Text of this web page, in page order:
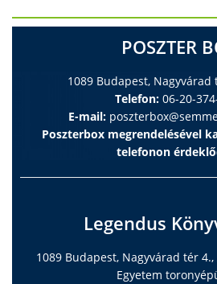
Csecsemõkori funkcionális
kórképek kezelése korszerû
anyatejpótló tápszerrel
358
ESETISMERTETÉS
A kényszerbetegség és a
Dochnal Roberta dr., Pintér Sarolta
Szűcs Szabina dr., Vetró Ágnes dr.
VISSZAEMLÉKEZÉS
IBD-s gyermekekben
POSZTER
1089 Budapest,
Telefon: 06-20-
E-mail:
Poszterbox megrendelésével
telefonon
Legendus
1089 Budapest, Nagyvárad tér
Egyetem